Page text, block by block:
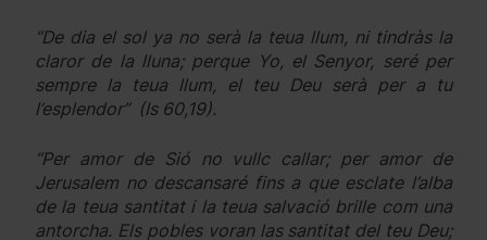
“De dia el sol ya no serà la teua llum, ni tindràs la
claror de la lluna; perque Yo, el Senyor, seré per
sempre la teua llum, el teu Deu serà per a tu
l’esplendor” (Is 60,19).
“Per amor de Sió no vullc callar; per amor de
Jerusalem no descansaré fins a que esclate l’alba
de la teua santitat i la teua salvació brille com una
antorcha. Els pobles voran las santitat del teu Deu;